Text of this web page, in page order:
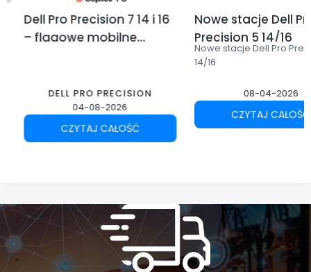
DELL PRO PRECISION
04-08-2026
Dell Pro Precision 7 14 i 16
– flagowe mobilne
CZYTAJ CAŁOŚĆ
08-04-2026
Nowe stacje Dell
Precision 5 14/16
Nowe stacje Dell Pro
14/16
CZYTAJ CAŁOŚĆ